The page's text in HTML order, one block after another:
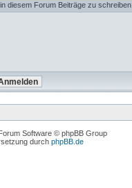
diesem Forum Beiträge zu schreiben.
Software © phpBB Group
durch phpBB.de